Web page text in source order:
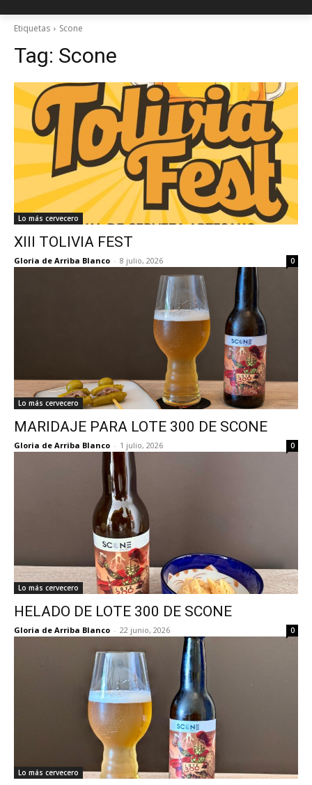
Etiquetas Scone
Tag: Scone
Lo más cervecero
XIII TOLIVIA FEST
Gloria de Arriba Blanco - 8 julio, 2026 0
Lo más cervecero
MARIDAJE PARA LOTE 300 DE SCONE
Gloria de Arriba Blanco - 1 julio, 2026 0
Lo más cervecero
HELADO DE LOTE 300 DE SCONE
Gloria de Arriba Blanco - 22 junio, 2026 0
Lo más cervecero